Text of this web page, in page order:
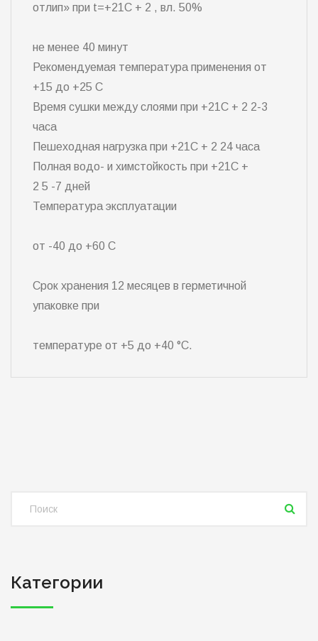
отлип» при t=+21C + 2 , вл. 50%
не менее 40 минут
Рекомендуемая температура применения от
+15 до +25 C
Время сушки между слоями при +21C + 2 2-3
часа
Пешеходная нагрузка при +21C + 2 24 часа
Полная водо- и химстойкость при +21C +
2 5 -7 дней
Температура эксплуатации
от -40 до +60 С
Срок хранения 12 месяцев в герметичной
упаковке при
температуре от +5 до +40 °C.
Категории